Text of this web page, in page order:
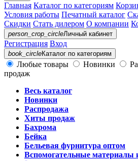
Главная Каталог по категориям
Условия работы Печатный каталог
Скидки Стать дилером О компании
person_crop_circleЛичный кабинет
Регистрация Вход
book_circleКаталог по категориям
Любые товары Новинки
продаж
Весь каталог
Новинки
Распродажа
Хиты продаж
Бахрома
Бейка
Бельевая фурнитура оптом
Вспомогательные материалы